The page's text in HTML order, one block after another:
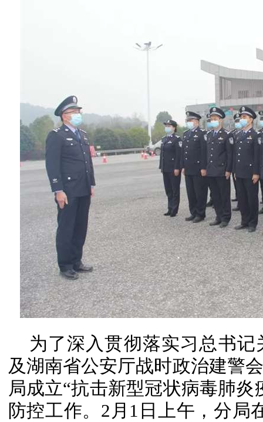
为了深入贯彻落实习总书
及湖南省公安厅战时政治建警
局成立“抗击新型冠状病毒肺
防控工作。2月1日上午，分局